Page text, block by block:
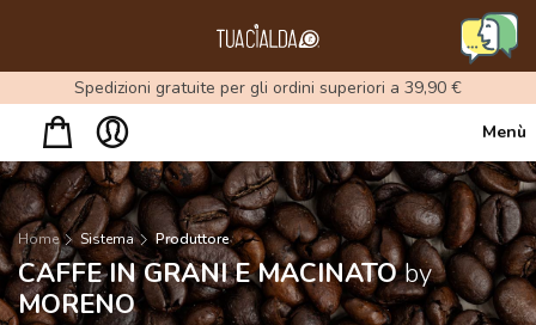
Spedizioni gratuite per gli ordini superiori a 39,90 €
Menù
Home Sistema Produttore
CAFFE IN GRANI E MACINATOby
MORENO